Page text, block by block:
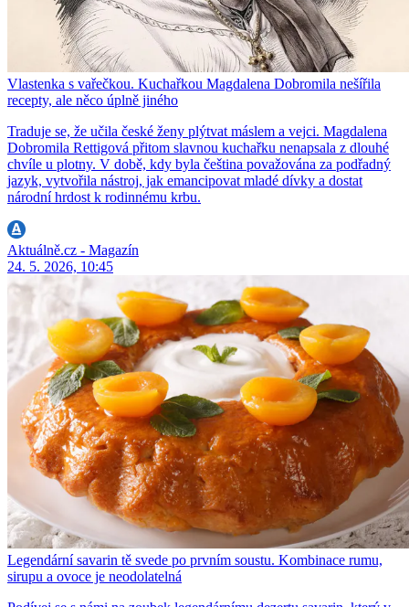
Vlastenka s vařečkou. Kuchařkou Magdalena Dobromila nešířila
recepty, ale něco úplně jiného
Traduje se, že učila české ženy plýtvat máslem a vejci. Magdalena
Dobromila Rettigová přitom slavnou kuchařku nenapsala z dlouhé
chvíle u plotny. V době, kdy byla čeština považována za podřadný
jazyk, vytvořila nástroj, jak emancipovat mladé dívky a dostat
národní hrdost k rodinnému krbu.
Aktuálně.cz - Magazín
24. 5. 2026, 10:45
Legendární savarin tě svede po prvním soustu. Kombinace rumu,
sirupu a ovoce je neodolatelná